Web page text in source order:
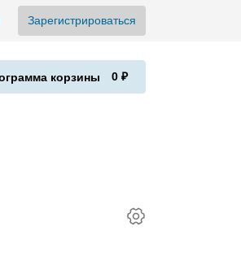
Зарегистрироваться
0 ₽